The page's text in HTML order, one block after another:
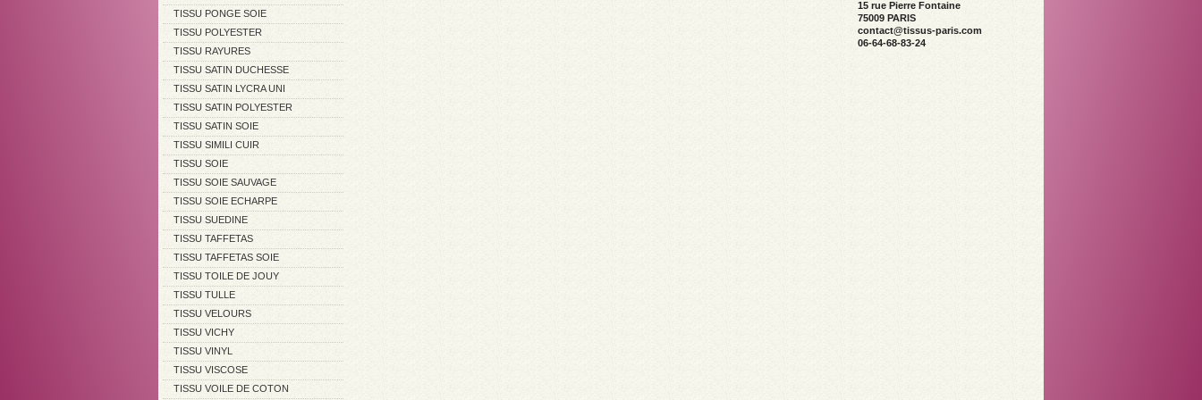
TISSU PONGE SOIE
TISSU POLYESTER
TISSU RAYURES
TISSU SATIN DUCHESSE
TISSU SATIN LYCRA UNI
TISSU SATIN POLYESTER
TISSU SATIN SOIE
TISSU SIMILI CUIR
TISSU SOIE
TISSU SOIE SAUVAGE
TISSU SOIE ECHARPE
TISSU SUEDINE
TISSU TAFFETAS
TISSU TAFFETAS SOIE
TISSU TOILE DE JOUY
TISSU TULLE
TISSU VELOURS
TISSU VICHY
TISSU VINYL
TISSU VISCOSE
TISSU VOILE DE COTON
15 rue Pierre Fontaine
75009 PARIS
contact@tissus-paris.com
06-64-68-83-24